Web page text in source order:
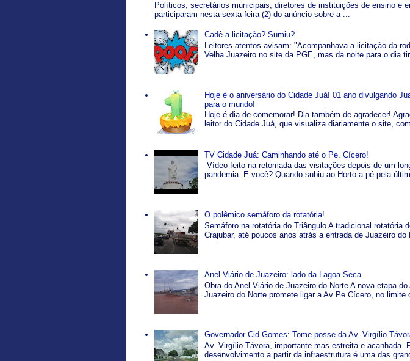
Políticos, secretários municipais, diretores de instituições de ensino e
participaram nesta sexta-feira (2) do anúncio sobre a ...
Cadê a licitação? Sumiu?
Leitores atentos avisam: "Acompanhava a licitação da
Velha Juazeiro no site da PGE, mas da noite para o dia
Hoje é o aniversário do Cidade Juá! 01 ano divulgando
para o mundo!
Hoje é dia de comemorar! Dia também de agradecer!
leitor do Cidade Juá, que visualiza diariamente o site,
TV Cidade Juá: Caminhando até o Pe. Cícero!
Vídeo feito na retomada das visitações depois de um
pandemia. E você? Quando subiu ao Horto a pé pela
O polêmico semáforo da rotatória!
Semáforo na rotatória do Triângulo A tradicional rotatória
Crajubar, até poucos anos atrás a entrada de Juazeiro do
Anel Viário de Juazeiro: lado da Lagoa Seca
Obra do Anel Viário de Juazeiro do Norte A nova etapa
Juazeiro do Norte promete ligar a Av Pe Cícero, no limite
Governador Cid Gomes: Tome posse da Av. Virgílio
Av. Virgílio Távora, importante mas estreita e acanhada.
desenvolvimento a partir da infraestrutura é uma das